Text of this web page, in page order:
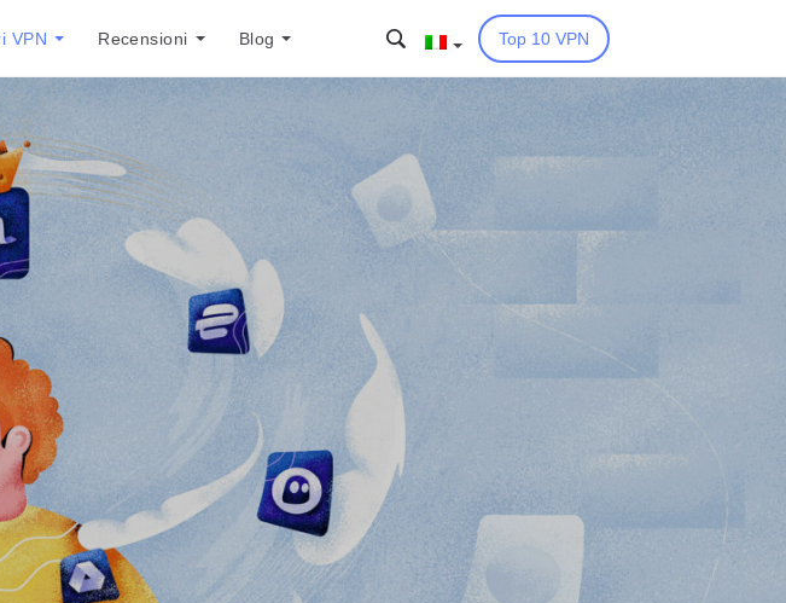
VPN Recensioni Blog Top 10 VPN